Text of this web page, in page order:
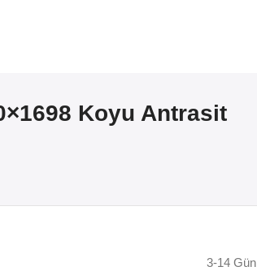
Koyu Antrasit
3-14 Gün